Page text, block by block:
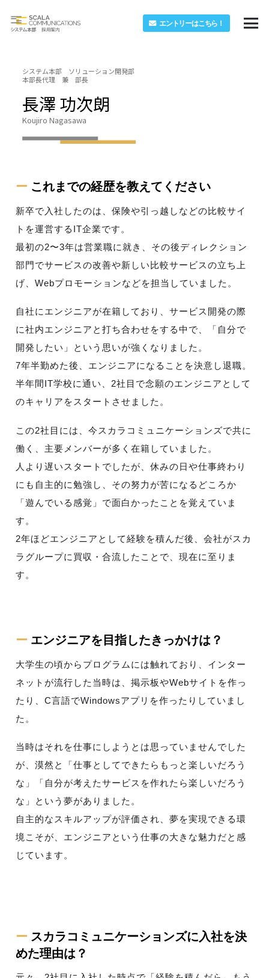
エントリーはこちら！
システム本部 ソリューション開発部
本部長代理 兼 部長
長澤 功次朗
Koujiro Nagasawa
ー これまでの経歴を教えてください
新卒で入社したのは、保険や引っ越しなどの比較サイ
トを運営するIT企業です。
最初の2〜3年は営業職に就き、その後ディレクション
部門でサービスの改善や新しい比較サービスの立ち上
げ、Webプロモーションなどを担当していました。
自社にエンジニアが在籍しており、サービス開発の際
に社内エンジニアと打ち合わせをする中で、「自分で
開発したい」という思いが強くなりました。
7年半勤めた後、エンジニアになることを決意し退職。
半年間IT学校に通い、2社目で念願のエンジニアとして
のキャリアをスタートさせました。
この2社目には、今スカラコミュニケーションズで共に
働く、主要メンバーが多く在籍していました。
人より遅いスタートでしたが、休みの日や仕事終わり
にも自主的に勉強し、その努力が苦になるどころか
「遊んでいる感覚」で面白かったことを覚えていま
す。
2年ほどエンジニアとして経験を積んだ後、会社がスカ
ラグループに買収・合流したことで、現在に至りま
す。
ー エンジニアを目指したきっかけは？
大学生の頃からプログラムには触れており、インター
ネットが流行した当時は、掲示板やWebサイトを作っ
たり、C言語でWindowsアプリを作ったりしていまし
た。
当時はそれを仕事にしようとは思っていませんでした
が、漠然と「仕事としてできたらもっと楽しいだろう
な」「自分が考えたサービスを作れたら楽しいだろう
な」という夢がありました。
自主的なスキルアップが評価され、夢を実現できる環
境こそが、エンジニアという仕事の大きな魅力だと感
じています。
ー スカラコミュニケーションズに入社を決
めた理由は？